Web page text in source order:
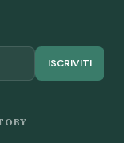
ISCRIVITI